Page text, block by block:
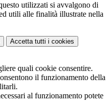
utilizzati si avvalgono di
utili alle finalità illustrate nella
Accetta tutti i cookies
quali cookie consentire.
il funzionamento della
al funzionamento potete